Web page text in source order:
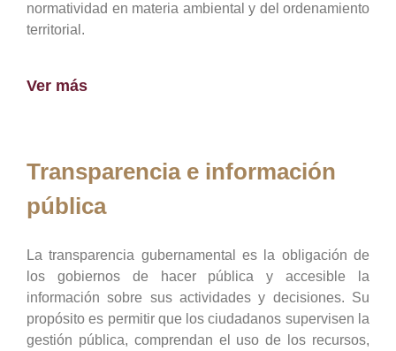
normatividad en materia ambiental y del ordenamiento
territorial.
Ver más
Transparencia e información
pública
La transparencia gubernamental es la obligación de
los gobiernos de hacer pública y accesible la
información sobre sus actividades y decisiones. Su
propósito es permitir que los ciudadanos supervisen la
gestión pública, comprendan el uso de los recursos,